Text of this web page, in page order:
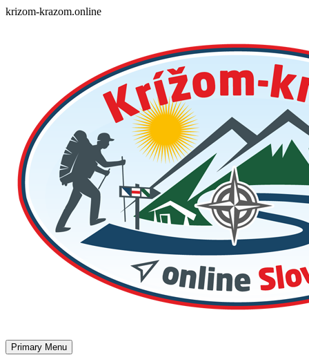
Skip
krizom-krazom.online
Primary Menu